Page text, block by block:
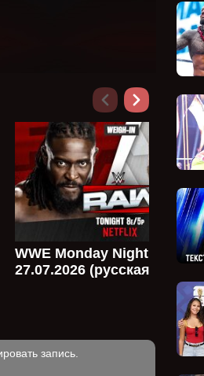
WWE Monday Night Raw
27.07.2026 (русская версия)
запись.